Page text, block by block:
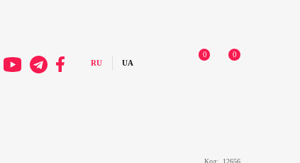
0 0
Код: 12656